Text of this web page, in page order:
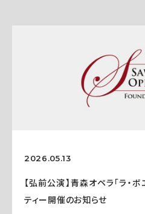
2026.05.13
【弘前公演】青森オペラ「ラ・
ティー開催のお知らせ